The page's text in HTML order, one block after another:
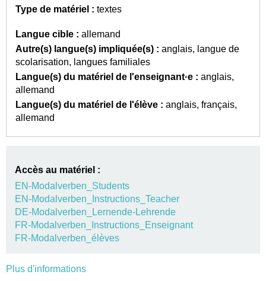
Type de matériel : textes
Langue cible : allemand
Autre(s) langue(s) impliquée(s) : anglais
langue de
scolarisation
langues familiales
Langue(s) du matériel de l'enseignant·e : anglais
allemand
Langue(s) du matériel de l'élève : anglais français
allemand
Accès au matériel :
EN-Modalverben_Students
EN-Modalverben_Instructions_Teacher
DE-Modalverben_Lernende-Lehrende
FR-Modalverben_Instructions_Enseignant
FR-Modalverben_élèves
Plus d'informations